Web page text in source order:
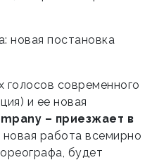
новая постановка
современного
и ее новая
– приезжает в
новая работа всемирно
будет